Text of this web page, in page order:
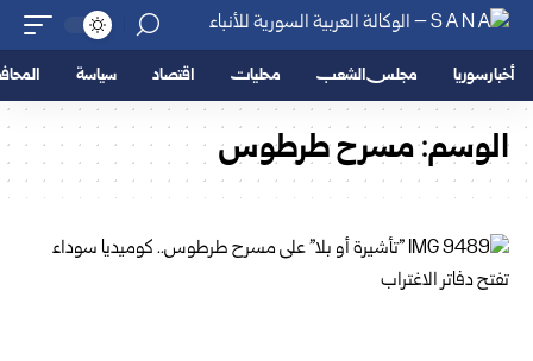
أخبار سوريا مجلس الشعب محليات اقتصاد سياسة
الوسم:مسرح طرطوس